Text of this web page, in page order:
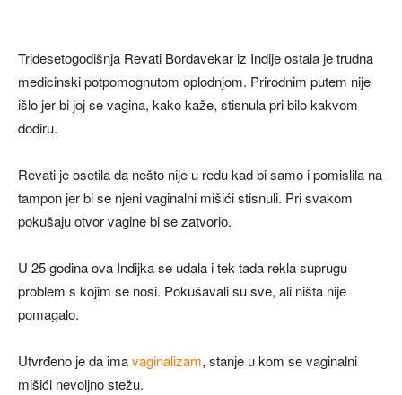
Tridesetogodišnja Revati Bordavekar iz Indije ostala je trudna
medicinski potpomognutom oplodnjom. Prirodnim putem nije
išlo jer bi joj se vagina, kako kaže, stisnula pri bilo kakvom
dodiru.
Revati je osetila da nešto nije u redu kad bi samo i pomislila na
tampon jer bi se njeni vaginalni mišići stisnuli. Pri svakom
pokušaju otvor vagine bi se zatvorio.
U 25 godina ova Indijka se udala i tek tada rekla suprugu
problem s kojim se nosi. Pokušavali su sve, ali ništa nije
pomagalo.
Utvrđeno je da imavaginalizam, stanje u kom se vaginalni
mišići nevoljno stežu.